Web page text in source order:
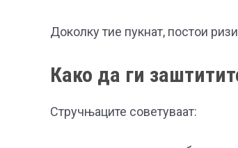
Доколку тие пукнат, постои
Како да ги
Стручњаците советуваат: